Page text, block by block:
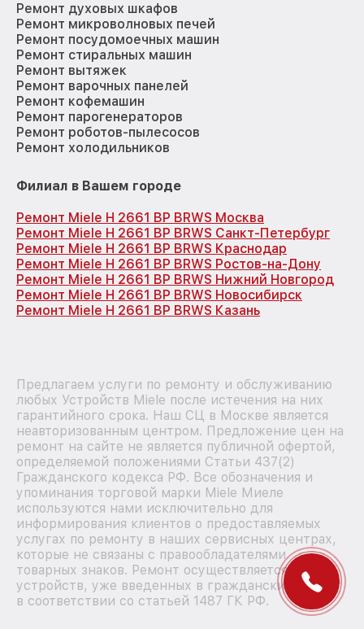
Ремонт духовых шкафов
Ремонт микроволновых печей
Ремонт посудомоечных машин
Ремонт стиральных машин
Ремонт вытяжек
Ремонт варочных панелей
Ремонт кофемашин
Ремонт парогенераторов
Ремонт роботов-пылесосов
Ремонт холодильников
Филиал в Вашем городе
Ремонт Miele H 2661 BP BRWS Москва
Ремонт Miele H 2661 BP BRWS Санкт-Петербург
Ремонт Miele H 2661 BP BRWS Краснодар
Ремонт Miele H 2661 BP BRWS Ростов-на-Дону
Ремонт Miele H 2661 BP BRWS Нижний Новгород
Ремонт Miele H 2661 BP BRWS Новосибирск
Ремонт Miele H 2661 BP BRWS Казань
Предлагаем услуги по ремонту и обслуживанию
любых Устройств Miele после истечения на них
гарантийного срока. Наш СЦ в Москве является
неавторизованным центром. Предложение цен на
ремонт на сайте не является публичной офертой,
определяемой положениями Статьи 437(2)
Гражданского кодекса РФ. Все обозначения и
упоминания торговой марки Miele Миеле
используются нами исключительно для
информирования клиентов о предоставляемых
услугах по ремонту в наших сервисных центрах,
которые не связаны с правообладателями
товарных знаков. Ремонт осуществляется для
устройств, уже введенных в гражданский оборот
в соответствии со статьей 1487 ГК РФ.